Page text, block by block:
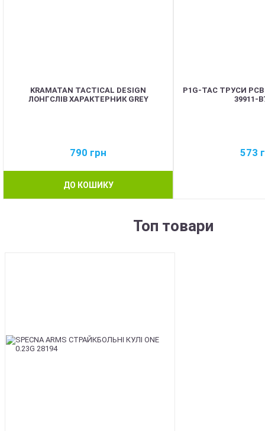
KRAMATAN TACTICAL DESIGN
ЛОНГСЛІВ ХАРАКТЕРНИК GREY
790 грн
ДО КОШИКУ
P1G-TAC ТРУСИ PCB
39911-
573
Топ товари